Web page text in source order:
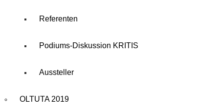
Referenten
Podiums-Diskussion KRITIS
Aussteller
OLTUTA 2019